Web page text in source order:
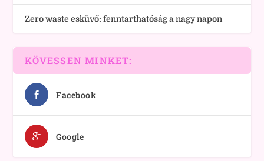
Zero waste esküvő: fenntarthatóság a nagy napon
KÖVESSEN MINKET:
Facebook
Google